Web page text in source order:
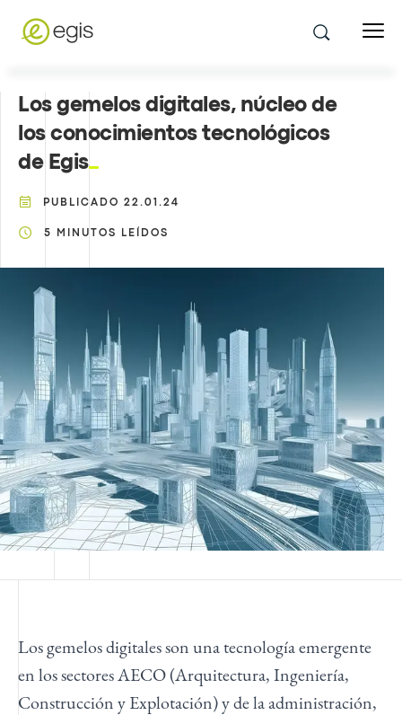
Los gemelos digitales, núcleo de
los conocimientos tecnológicos
de Egis
PUBLICADO 22.01.24
5 MINUTOS LEÍDOS
Los gemelos digitales son una tecnología emergente
en los sectores AECO (Arquitectura, Ingeniería,
Construcción y Explotación) y de la administración,